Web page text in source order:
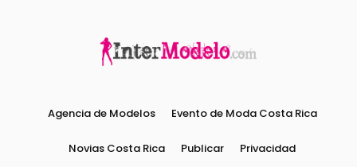
Agencia de Modelos Evento de Moda Costa Rica
Novias Costa Rica Publicar Privacidad